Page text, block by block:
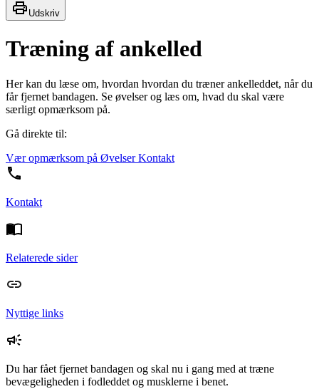
Udskriv
Træning af ankelled
Her kan du læse om, hvordan hvordan du træner ankelleddet, når du
får fjernet bandagen. Se øvelser og læs om, hvad du skal være
særligt opmærksom på.
Gå direkte til:
Vær opmærksom på ØvelserKontakt
Kontakt
Relaterede sider
Nyttige links
Du har fået fjernet bandagen og skal nu i gang med at træne
bevægeligheden i fodleddet og musklerne i benet.